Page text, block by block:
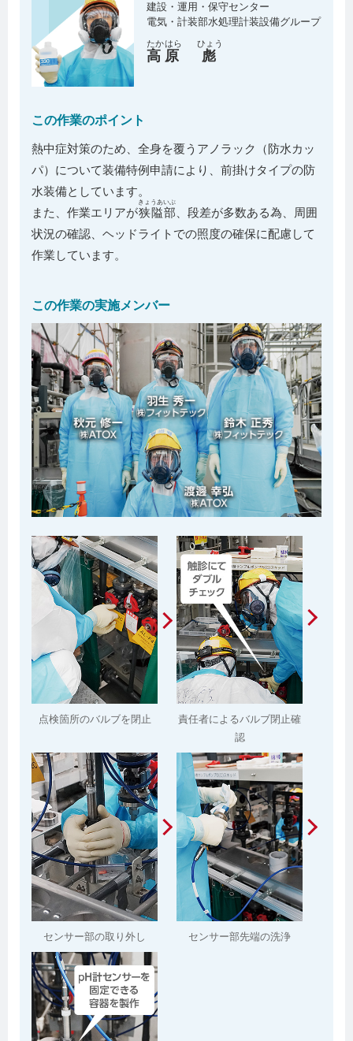
建設・運用・保守センター
電気・計装部水処理計装設備グループ
高
たか
原
はら
彪
ひょう
この作業のポイント
熱中症対策のため、全身を覆うアノラック（防水カッ
パ）について装備特例申請により、前掛けタイプの防
水装備としています。
また、作業エリアが狭隘部
きょうあいぶ
、段差が多数ある為、周囲
状況の確認、ヘッドライトでの照度の確保に配慮して
作業しています。
この作業の実施メンバー
点検箇所のバルブを閉止
責任者によるバルブ閉止確
認
センサー部の取り外し センサー部先端の洗浄